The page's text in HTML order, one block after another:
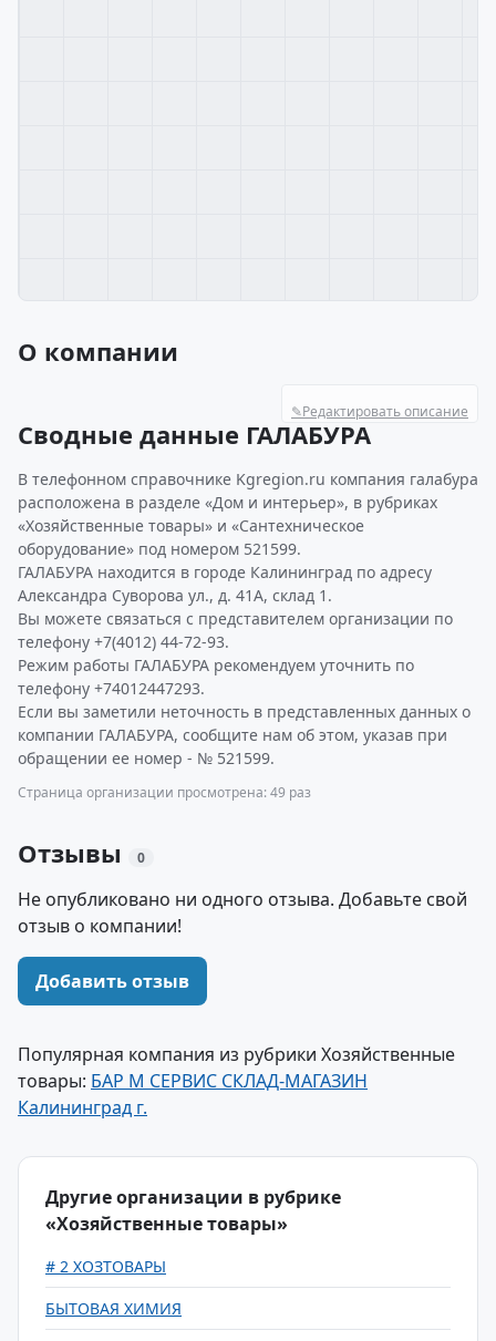
О компании
✎Редактировать описание
Сводные данные ГАЛАБУРА
В телефонном справочнике Kgregion.ru компания галабура
расположена в разделе «Дом и интерьер», в рубриках
«Хозяйственные товары» и «Сантехническое
оборудование» под номером 521599.
ГАЛАБУРА находится в городе Калининград по адресу
Александра Суворова ул., д. 41А, склад 1.
Вы можете связаться с представителем организации по
телефону +7(4012) 44-72-93.
Режим работы ГАЛАБУРА рекомендуем уточнить по
телефону +74012447293.
Если вы заметили неточность в представленных данных о
компании ГАЛАБУРА, сообщите нам об этом, указав при
обращении ее номер - № 521599.
Страница организации просмотрена: 49 раз
Отзывы 0
Не опубликовано ни одного отзыва. Добавьте свой
отзыв о компании!
Добавить отзыв
Популярная компания из рубрики Хозяйственные
товары: БАР М СЕРВИС СКЛАД-МАГАЗИН
Калининград г.
Другие организации в рубрике
«Хозяйственные товары»
# 2 ХОЗТОВАРЫ
БЫТОВАЯ ХИМИЯ